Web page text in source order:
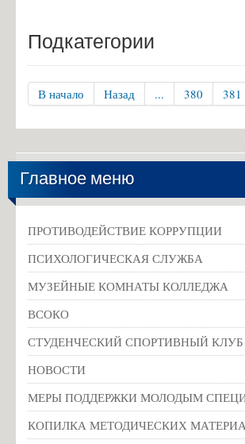
Подкатегории
В начало Назад ... 380 381
Главное меню
ПРОТИВОДЕЙСТВИЕ КОРРУПЦИИ
ПСИХОЛОГИЧЕСКАЯ СЛУЖБА
МУЗЕЙНЫЕ КОМНАТЫ КОЛЛЕДЖА
ВСОКО
СТУДЕНЧЕСКИЙ СПОРТИВНЫЙ КЛУБ
НОВОСТИ
МЕРЫ ПОДДЕРЖКИ МОЛОДЫМ
КОПИЛКА МЕТОДИЧЕСКИХ